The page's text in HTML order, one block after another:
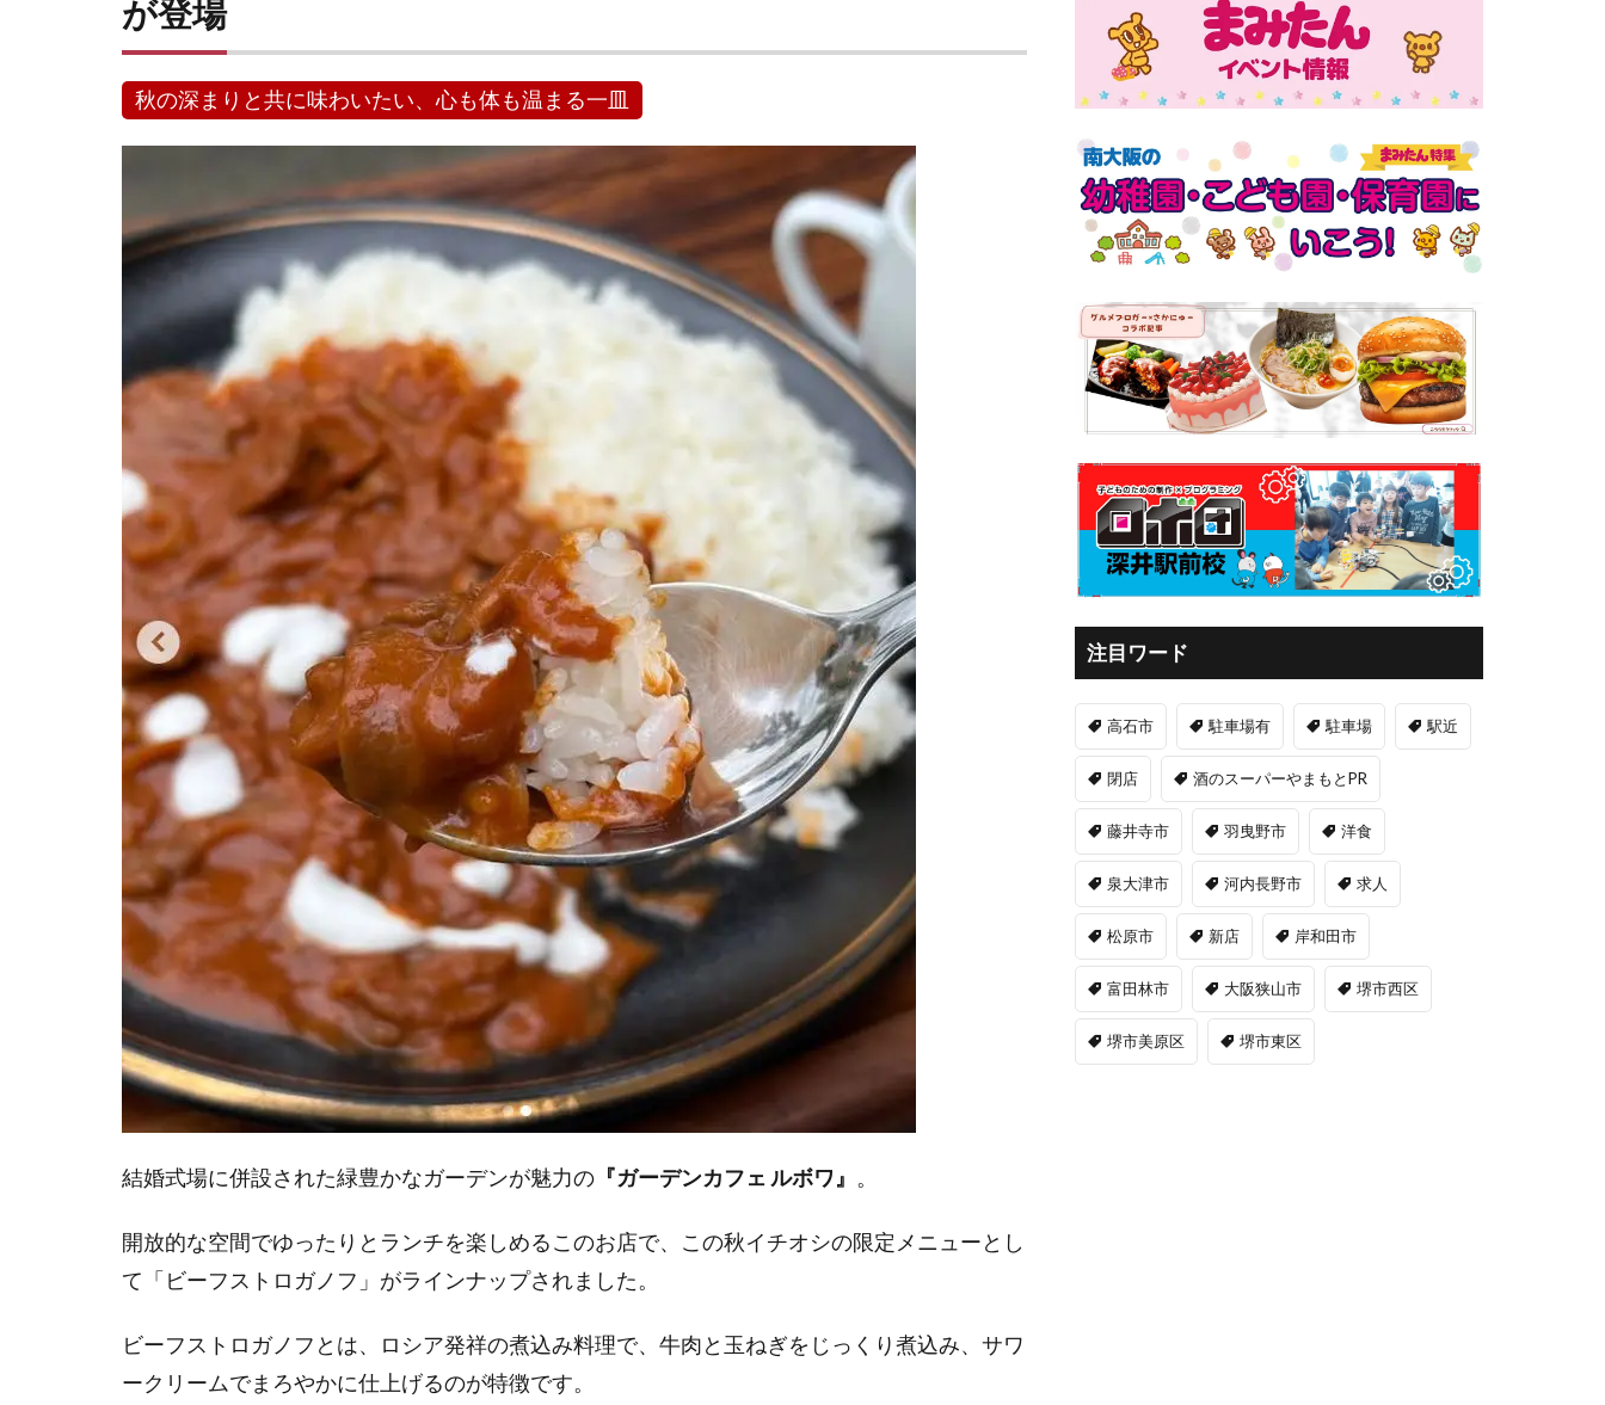
が登場
秋の深まりと共に味わいたい、心も体も温まる一皿
結婚式場に併設された緑豊かなガーデンが魅力の 『ガーデンカフェ ルボワ』 。
開放的な空間でゆったりとランチを楽しめるこのお店で、この秋イチオシの限定メニューとし
て「ビーフストロガノフ」がラインナップされました。
ビーフストロガノフとは、ロシア発祥の煮込み料理で、牛肉と玉ねぎをじっくり煮込み、サワ
ークリームでまろやかに仕上げるのが特徴です。
注目ワード
高石市 駐車場有 駐車場 駅近
閉店 酒のスーパーやまもとPR
藤井寺市 羽曳野市 洋食
泉大津市 河内長野市 求人
松原市 新店 岸和田市
富田林市 大阪狭山市 堺市西区
堺市美原区 堺市東区